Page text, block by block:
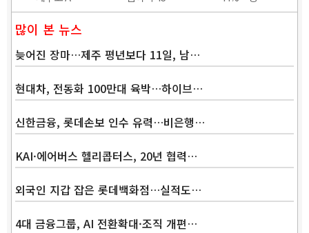
많이 본 뉴스
늦어진 장마…제주 평년보다 11일, 남…
현대차, 전동화 100만대 육박…하이브…
신한금융, 롯데손보 인수 유력…비은행…
KAI·에어버스 헬리콥터스, 20년 협력…
외국인 지갑 잡은 롯데백화점…실적도…
4대 금융그룹, AI 전환확대·조직 개편…